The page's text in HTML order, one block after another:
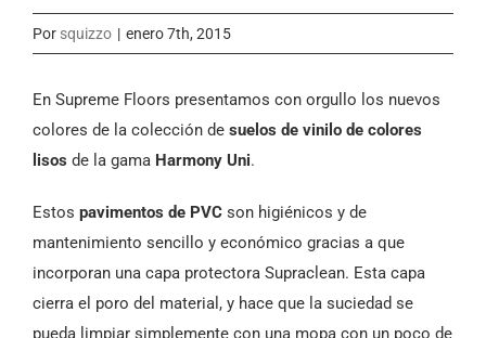
Por squizzo | enero 7th, 2015
En Supreme Floors presentamos con orgullo los nuevos
colores de la colección de suelos de vinilo de colores
lisos de la gama Harmony Uni.
Estos pavimentos de PVC son higiénicos y de
mantenimiento sencillo y económico gracias a que
incorporan una capa protectora Supraclean. Esta capa
cierra el poro del material, y hace que la suciedad se
pueda limpiar simplemente con una mopa con un poco de